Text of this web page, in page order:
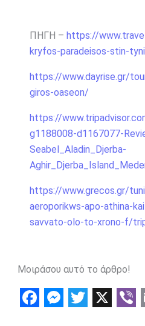
ΠΗΓΗ – https://
kryfos-paradeisos-stin-
https://www.dayrise.gr/
giros-oaseon/
https://
g1188008-d1167077-
Seabel_Aladin_Djerba-
https://www.grecos.gr/
aeroporikws-apo-athina-
savvato-olo-to-xrono-f/
Μοιράσου αυτό το άρθρο!